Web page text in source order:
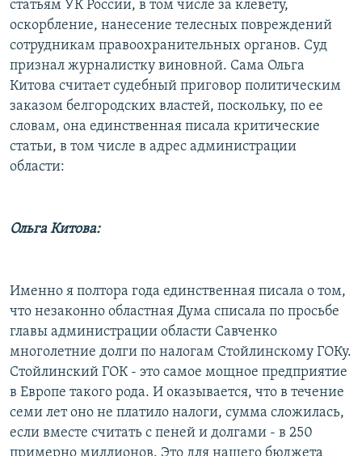
статьям УК России, в том числе за клевету,
оскорбление, нанесение телесных повреждений
сотрудникам правоохранительных органов. Суд
признал журналистку виновной. Сама Ольга
Китова считает судебный приговор политическим
заказом белгородских властей, поскольку, по ее
словам, она единственная писала критические
статьи, в том числе в адрес администрации
области:
Ольга Китова:
Именно я полтора года единственная писала о том,
что незаконно областная Дума списала по просьбе
главы администрации области Савченко
многолетние долги по налогам Стойлинскому ГОКу.
Стойлинский ГОК - это самое мощное предприятие
в Европе такого рода. И оказывается, что в течение
семи лет оно не платило налоги, сумма сложилась,
если вместе считать с пеней и долгами - в 250